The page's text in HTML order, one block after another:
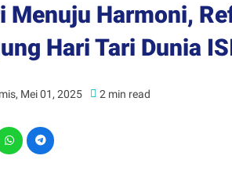
Menuju Harmoni,
Hari Tari Dunia
Mei 01, 2025 2 min read